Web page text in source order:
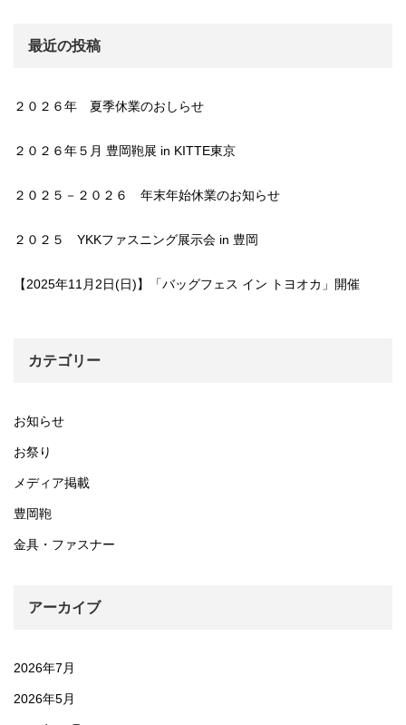
最近の投稿
２０２６年 夏季休業のおしらせ
２０２６年５月 豊岡鞄展 in KITTE東京
２０２５－２０２６ 年末年始休業のお知らせ
２０２５ YKKファスニング展示会 in 豊岡
【2025年11月2日(日)】「バッグフェス イン トヨオカ」開催
カテゴリー
お知らせ
お祭り
メディア掲載
豊岡鞄
金具・ファスナー
アーカイブ
2026年7月
2026年5月